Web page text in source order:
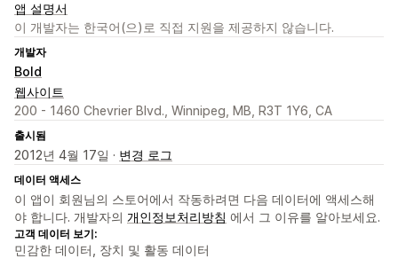
앱 설명서
이 개발자는 한국어(으)로 직접 지원을 제공하지 않습니다.
개발자
Bold
웹사이트
200 - 1460 Chevrier Blvd., Winnipeg, MB, R3T 1Y6, CA
출시됨
2012년 4월 17일 · 변경 로그
데이터 액세스
이 앱이 회원님의 스토어에서 작동하려면 다음 데이터에 액세스해
야 합니다. 개발자의 개인정보처리방침 에서 그 이유를 알아보세요.
고객 데이터 보기:
민감한 데이터, 장치 및 활동 데이터